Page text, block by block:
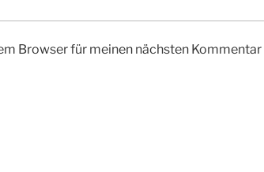
Browser für meinen nächsten